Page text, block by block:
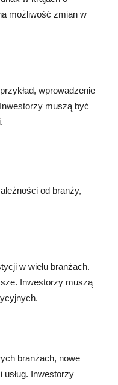
możliwość zmian w
wprowadzenie
muszą być
od branży,
w wielu branżach.
Inwestorzy muszą
branżach, nowe
usług. Inwestorzy